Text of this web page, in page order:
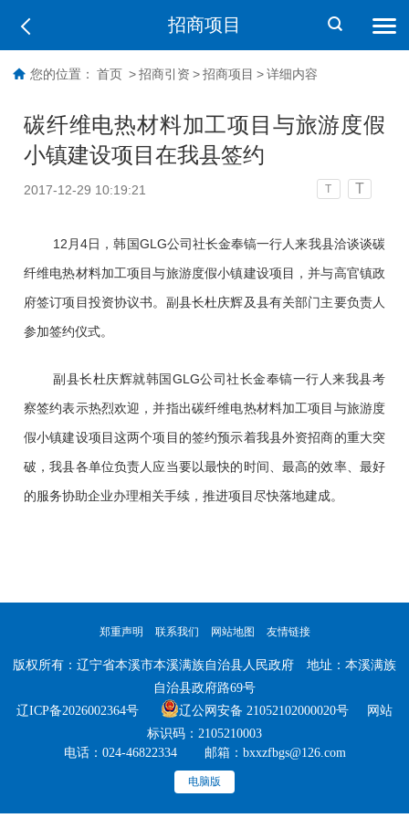
招商项目
您的位置： 首页 > 招商引资 > 招商项目 > 详细内容
碳纤维电热材料加工项目与旅游度假
小镇建设项目在我县签约
2017-12-29 10:19:21 T T
12月4日，韩国GLG公司社长金奉镐一行人来我县洽谈谈碳
纤维电热材料加工项目与旅游度假小镇建设项目，并与高官镇政
府签订项目投资协议书。副县长杜庆辉及县有关部门主要负责人
参加签约仪式。
副县长杜庆辉就韩国GLG公司社长金奉镐一行人来我县考
察签约表示热烈欢迎，并指出碳纤维电热材料加工项目与旅游度
假小镇建设项目这两个项目的签约预示着我县外资招商的重大突
破，我县各单位负责人应当要以最快的时间、最高的效率、最好
的服务协助企业办理相关手续，推进项目尽快落地建成。
郑重声明 联系我们 网站地图 友情链接
版权所有：辽宁省本溪市本溪满族自治县人民政府 地址：本溪满族
自治县政府路69号
辽ICP备2026002364号
辽公网安备 21052102000020号 网站
标识码：2105210003
电话：024-46822334 邮箱：bxxzfbgs@126.com
电脑版